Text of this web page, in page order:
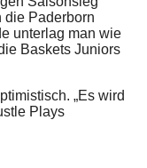
die Paderborn
unterlag man wie
Baskets Juniors
„Es wird
Plays